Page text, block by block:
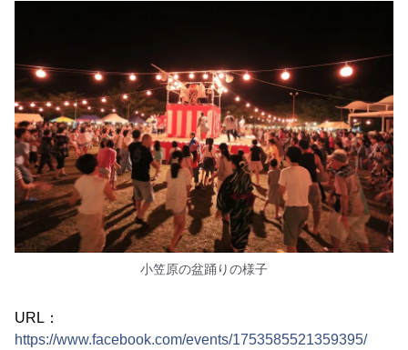
小笠原の盆踊りの様子
URL：
https://www.facebook.com/events/1753585521359395/